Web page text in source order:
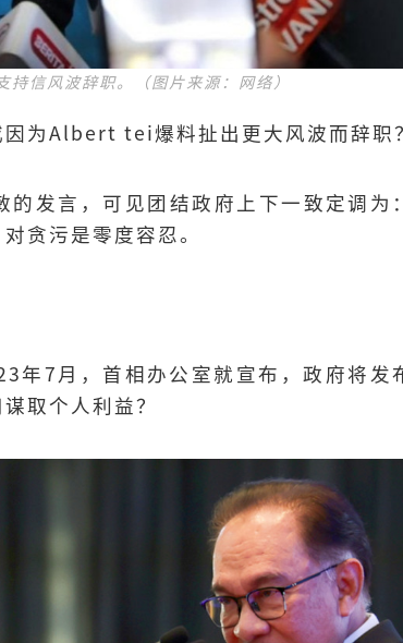
信风波辞职。（图片来源：网络）
为Albert tei爆料扯出更大风波而辞职
发言，可见团结政府上下一致定调为
贪污是零度容忍。
年7月，首相办公室就宣布，政府将发
取个人利益？